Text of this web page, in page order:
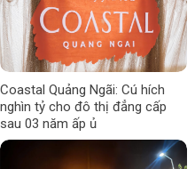
Coastal Quảng Ngãi: Cú hích
nghìn tỷ cho đô thị đẳng cấp
sau 03 năm ấp ủ